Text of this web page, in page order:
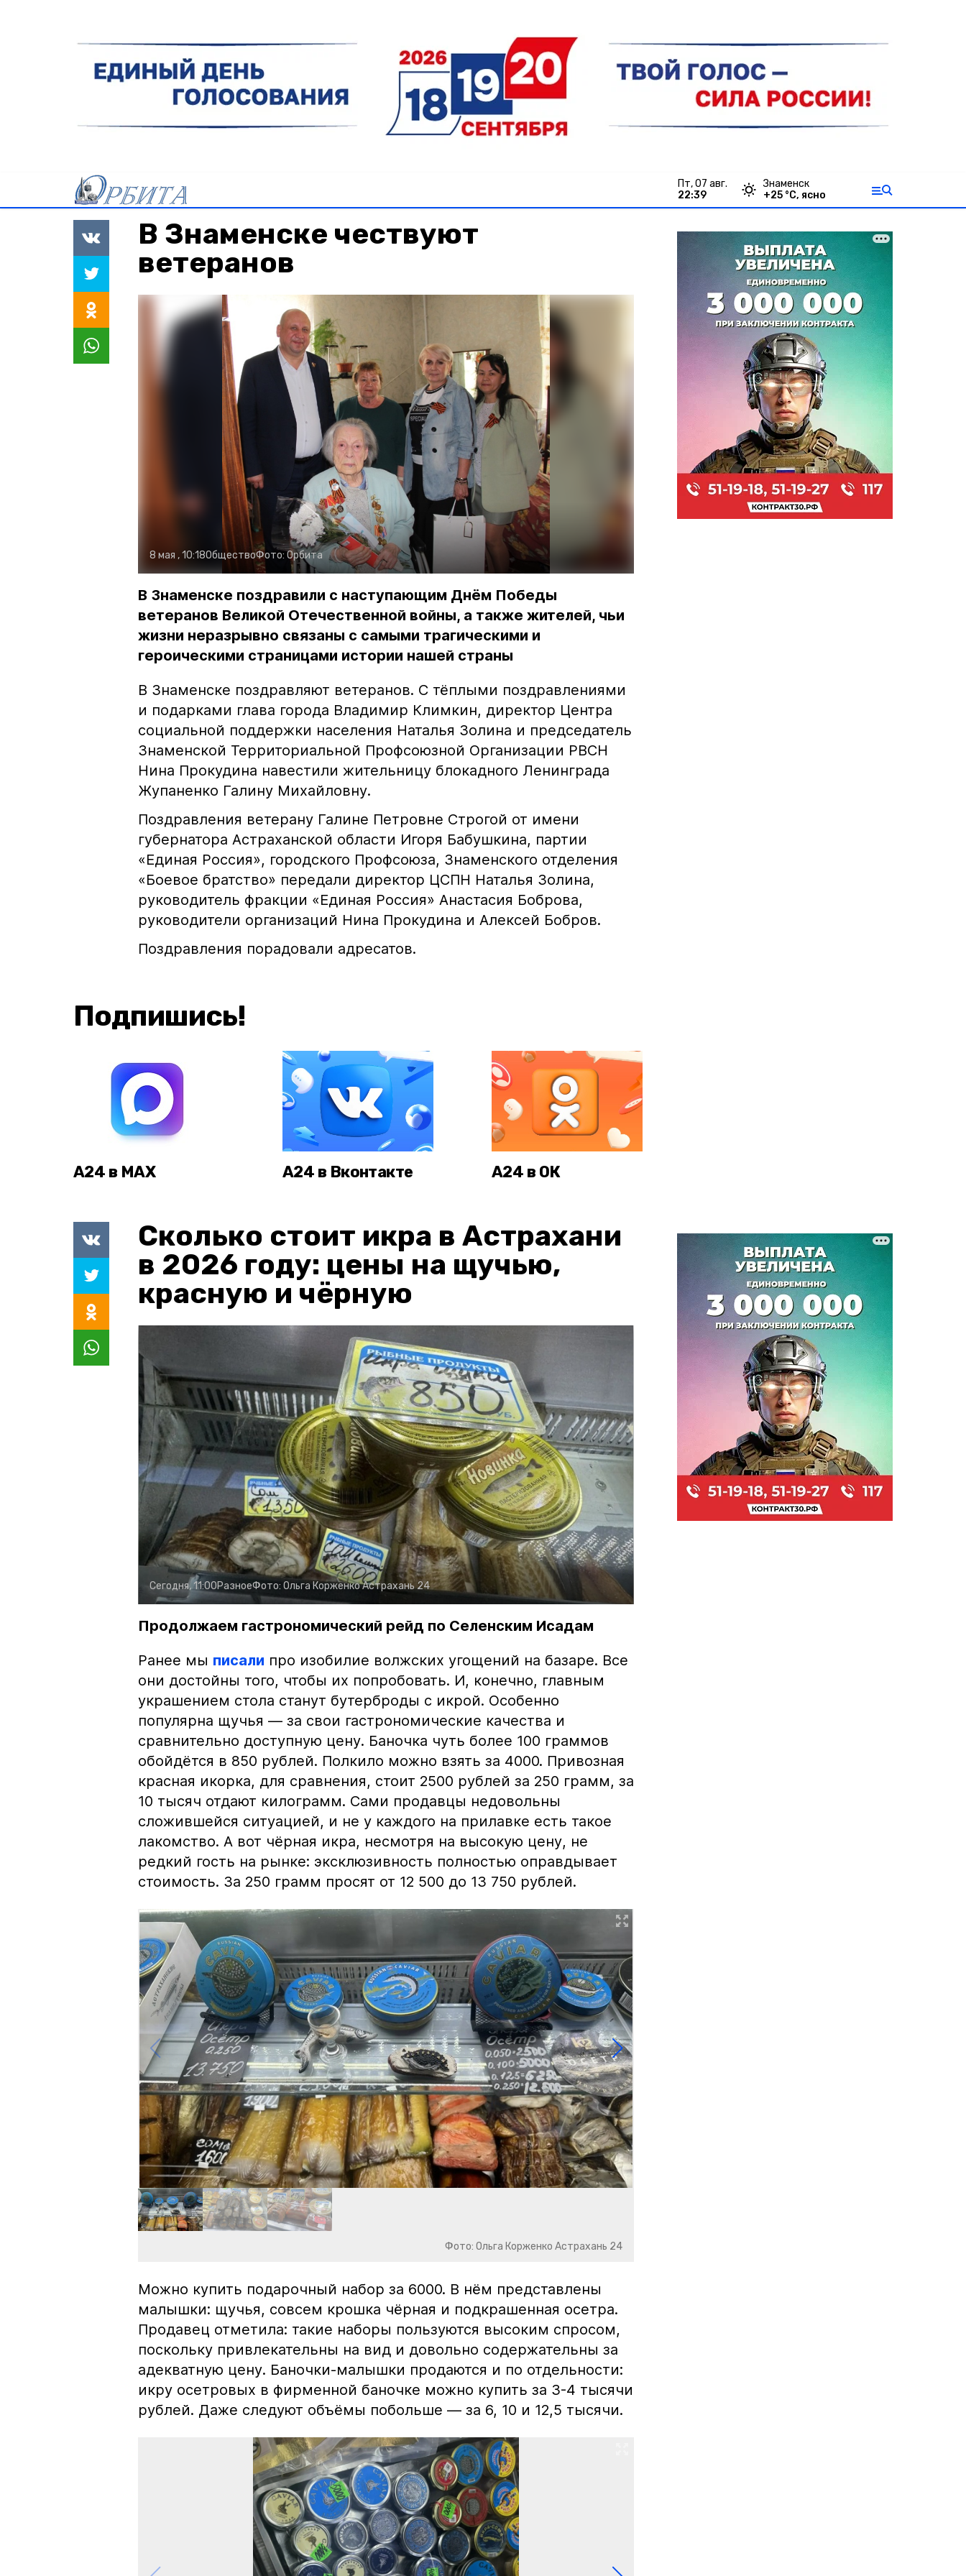
пт, 07 авг.
22:39
Знаменск
+25 °С, ясно
В Знаменске чествуют
ветеранов
8 мая , 10:18ОбществоФото:Орбита
В Знаменске поздравили с наступающим Днём Победы
ветеранов Великой Отечественной войны, а также жителей, чьи
жизни неразрывно связаны с самыми трагическими и
героическими страницами истории нашей страны
В Знаменске поздравляют ветеранов. С тёплыми поздравлениями
и подарками глава города Владимир Климкин, директор Центра
социальной поддержки населения Наталья Золина и председатель
Знаменской Территориальной Профсоюзной Организации РВСН
Нина Прокудина навестили жительницу блокадного Ленинграда
Жупаненко Галину Михайловну.
Поздравления ветерану Галине Петровне Строгой от имени
губернатора Астраханской области Игоря Бабушкина, партии
«Единая Россия», городского Профсоюза, Знаменского отделения
«Боевое братство» передали директор ЦСПН Наталья Золина,
руководитель фракции «Единая Россия» Анастасия Боброва,
руководители организаций Нина Прокудина и Алексей Бобров.
Поздравления порадовали адресатов.
Подпишись!
А24 в MAX А24 в Вконтакте А24 в ОК
Сколько стоит икра в Астрахани
в 2026 году: цены на щучью,
красную и чёрную
Сегодня, 11:00РазноеФото: Ольга КорженкоАстрахань 24
Продолжаем гастрономический рейд по Селенским Исадам
Ранее мы писали про изобилие волжских угощений на базаре. Все
они достойны того, чтобы их попробовать. И, конечно, главным
украшением стола станут бутерброды с икрой. Особенно
популярна щучья — за свои гастрономические качества и
сравнительно доступную цену. Баночка чуть более 100 граммов
обойдётся в 850 рублей. Полкило можно взять за 4000. Привозная
красная икорка, для сравнения, стоит 2500 рублей за 250 грамм, за
10 тысяч отдают килограмм. Сами продавцы недовольны
сложившейся ситуацией, и не у каждого на прилавке есть такое
лакомство. А вот чёрная икра, несмотря на высокую цену, не
редкий гость на рынке: эксклюзивность полностью оправдывает
стоимость. За 250 грамм просят от 12 500 до 13 750 рублей.
Фото: Ольга Корженко Астрахань 24
Можно купить подарочный набор за 6000. В нём представлены
малышки: щучья, совсем крошка чёрная и подкрашенная осетра.
Продавец отметила: такие наборы пользуются высоким спросом,
поскольку привлекательны на вид и довольно содержательны за
адекватную цену. Баночки-малышки продаются и по отдельности:
икру осетровых в фирменной баночке можно купить за 3-4 тысячи
рублей. Даже следуют объёмы побольше — за 6, 10 и 12,5 тысячи.